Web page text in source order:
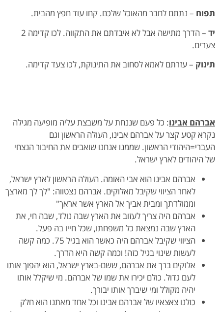
תפוח – נתתם לחבר מהאוכל שלכם. קחו עוד חפץ מהבית.
יד
– הדרך מתישה אבל לא איבדתם את התקווה. לכו קדימה 2
צעדים.
תינוק – עזרתם לאמא לסחוב את התינוקת, לכו צעד קדימה.
אברהם אבינו: כל פעם שננחת על משבצת עליה מופיעה מגילה
נקרא קטע קצר על אברהם אבינו, העולה הראשון וגם
העברי=היהודי הראשון. שממנו אנחנו שואבים את החיבור הנצחי
של היהודים לארץ ישראל.
אברהם אבינו הוא אבי האומה. העולה הראשון לארץ ישראל,
לאחר הציווי שקיבל מאלוקים. אברהם נצטווה: "לך לך מארצך
וממולדתך ומבית אביך אל הארץ אשר אראך"
אברהם היה צריך לעזוב את הארץ שבה נולד, שבה חי, את
הארץ שבה נמצאת כל משפחתו, שכל חייו בה פעל.
הציווי שקיבל אברהם היה כאשר הוא בגיל 75. כמה קשה
לעשות שינוי בגיל כזה! וכמה קשה היא הדרך.
אלוקים ברך את אברהם, ששם-בארץ ישראל, הוא יהפוך אותו
לעם גדול. כולם יכירו את שמו של אברהם. מי שיקלל אותו
יהיה מקולל ומי שיברך אותו יבורך.
כולנו צאצאיו של אברהם אבינו וכל אחד מאתנו הוא חלק